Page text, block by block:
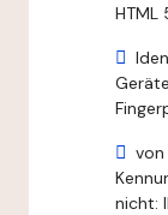
HTML
nicht: